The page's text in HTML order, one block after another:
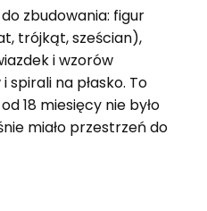
zbudowania: figur
trójkąt, sześcian),
i wzorów
na płasko. To
18 miesięcy nie było
miało przestrzeń do